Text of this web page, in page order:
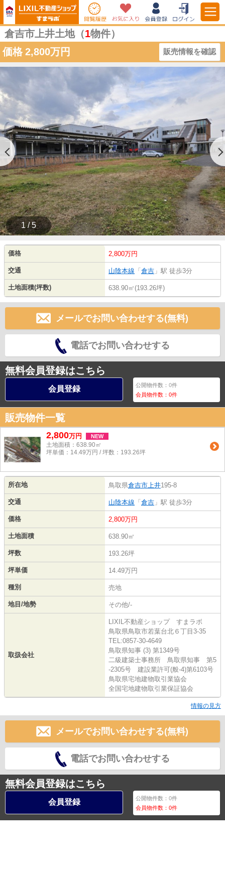
倉吉市上井土地（1物件）
価格 2,800万円 販売情報を確認
1 / 5
価格 2,800万円
交通 山陰本線 「 倉吉 」駅 徒歩3分
土地面積(坪数) 638.90㎡(193.26坪)
メールでお問い合わせする(無料)
電話でお問い合わせする
無料会員登録はこちら
会員登録 公開物件数：0件
会員物件数：0件
販売物件一覧
2,800万円 NEW
土地面積：638.90㎡
坪単価：14.49万円 / 坪数：193.26坪
所在地 鳥取県倉吉市上井195-8
交通 山陰本線 「 倉吉 」駅 徒歩3分
価格 2,800万円
土地面積 638.90㎡
坪数 193.26坪
坪単価 14.49万円
種別 売地
地目/地勢 その他/-
取扱会社
LIXIL不動産ショップ すまラボ
鳥取県鳥取市若葉台北６丁目3-35
TEL:0857-30-4649
鳥取県知事 (3) 第1349号
二級建築士事務所 鳥取県知事 第5
-2305号 建設業許可(般-4)第6103号
鳥取県宅地建物取引業協会
全国宅地建物取引業保証協会
情報の見方
メールでお問い合わせする(無料)
電話でお問い合わせする
無料会員登録はこちら
会員登録 公開物件数：0件
会員物件数：0件